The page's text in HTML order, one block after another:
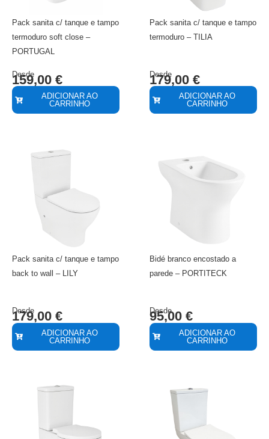
Pack sanita c/ tanque e tampo
termoduro soft close –
PORTUGAL
ADICIONAR AO
CARRINHO
Desde
159,00 €
Pack sanita c/ tanque e tampo
termoduro – TILIA
ADICIONAR AO
CARRINHO
Desde
179,00 €
Pack sanita c/ tanque e tampo
back to wall – LILY
ADICIONAR AO
CARRINHO
Desde
179,00 €
Bidé branco encostado a
parede – PORTITECK
ADICIONAR AO
CARRINHO
Desde
95,00 €